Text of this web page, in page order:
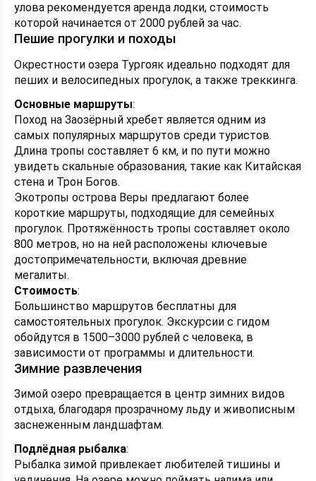
улова рекомендуется аренда лодки, стоимость
которой начинается от 2000 рублей за час.
Пешие прогулки и походы
Окрестности озера Тургояк идеально подходят для
пеших и велосипедных прогулок, а также треккинга.
Основные маршруты:
Поход на Заозёрный хребет является одним из
самых популярных маршрутов среди туристов.
Длина тропы составляет 6 км, и по пути можно
увидеть скальные образования, такие как Китайская
стена и Трон Богов.
Экотропы острова Веры предлагают более
короткие маршруты, подходящие для семейных
прогулок. Протяжённость тропы составляет около
800 метров, но на ней расположены ключевые
достопримечательности, включая древние
мегалиты.
Стоимость:
Большинство маршрутов бесплатны для
самостоятельных прогулок. Экскурсии с гидом
обойдутся в 1500–3000 рублей с человека, в
зависимости от программы и длительности.
Зимние развлечения
Зимой озеро превращается в центр зимних видов
отдыха, благодаря прозрачному льду и живописным
заснеженным ландшафтам.
Подлёдная рыбалка:
Рыбалка зимой привлекает любителей тишины и